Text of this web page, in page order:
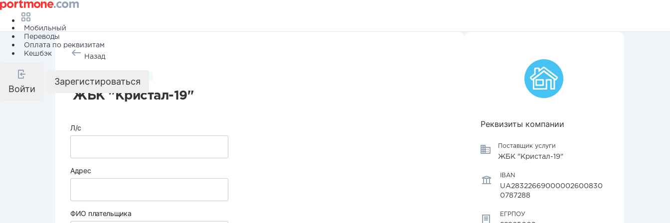
Мобильный
Переводы
Оплата по реквизитам
Кешбэк
Войти
Зарегистироваться
Назад
ЖБК "Кристал-19"
Л/с
Адрес
ФИО плательщика
Реквизиты компании
Поставщик услуги
ЖБК "Кристал-19"
IBAN
UA28322669000002600830
0787288
ЕГРПОУ